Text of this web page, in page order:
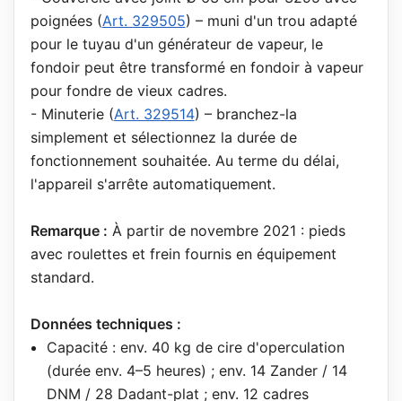
poignées (Art. 329505) – muni d'un trou adapté
pour le tuyau d'un générateur de vapeur, le
fondoir peut être transformé en fondoir à vapeur
pour fondre de vieux cadres.
- Minuterie (Art. 329514) – branchez-la
simplement et sélectionnez la durée de
fonctionnement souhaitée. Au terme du délai,
l'appareil s'arrête automatiquement.
Remarque : À partir de novembre 2021 : pieds
avec roulettes et frein fournis en équipement
standard.
Données techniques :
Capacité : env. 40 kg de cire d'operculation
(durée env. 4–5 heures) ; env. 14 Zander / 14
DNM / 28 Dadant-plat ; env. 12 cadres